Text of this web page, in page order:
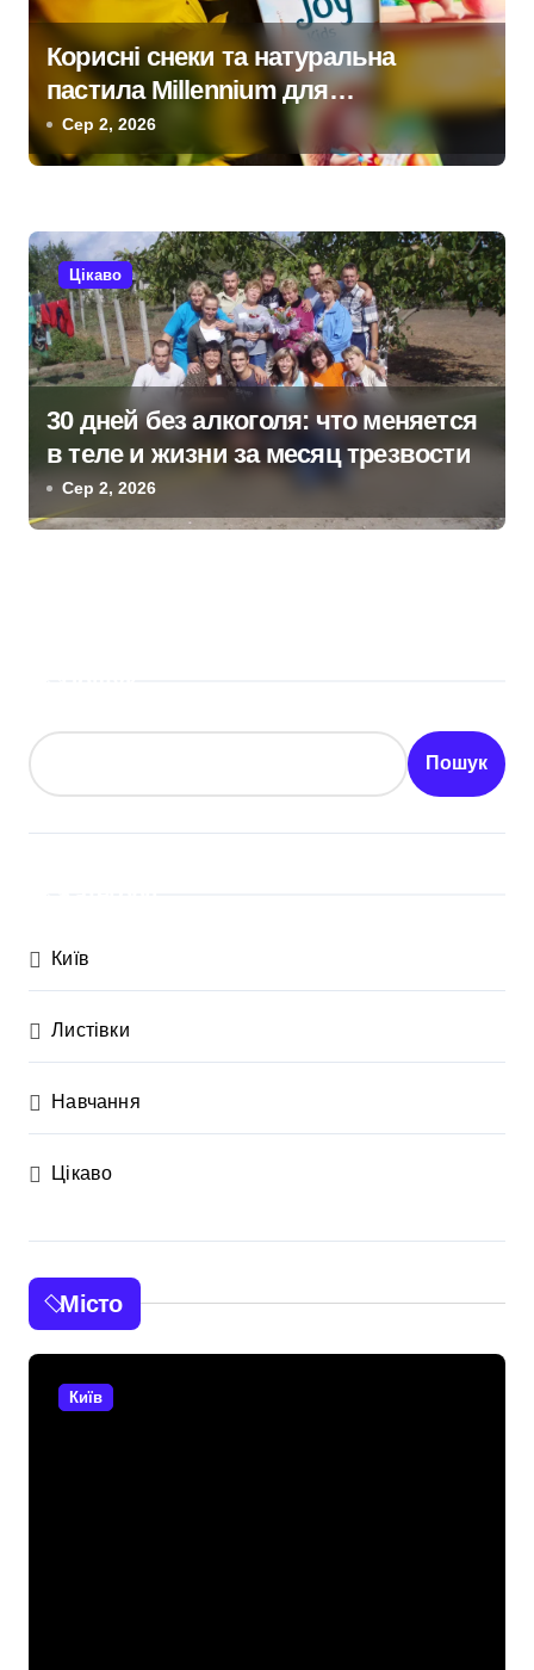
в
Корисні снеки та натуральна
пастила Millennium для
прихильників здорового способу
життя
Сер 2, 2026
Цікаво
30 дней без алкоголя: что меняется
в теле и жизни за месяц трезвости
Сер 2, 2026
Пошук
Київ
Листівки
Навчання
Цікаво
Місто
Київ